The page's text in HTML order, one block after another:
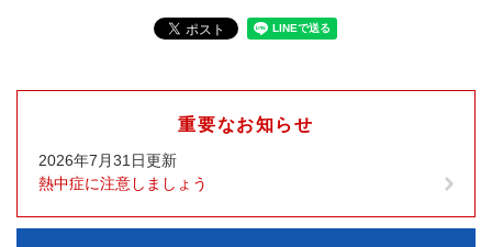
重要なお知らせ
2026年7月31日更新
熱中症に注意しましょう